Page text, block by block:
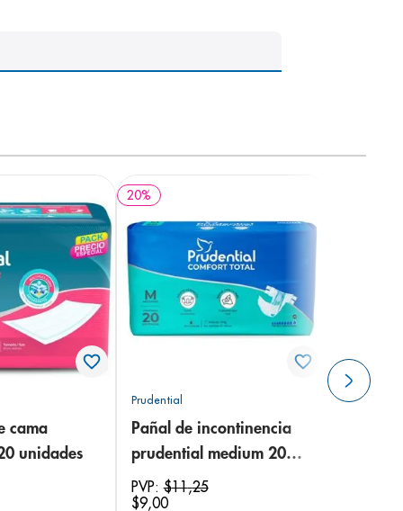
cama
unidades
20%
Prudential
Pañal de incontinencia
prudential medium 20
unidades
PVP:$11,25
$9,00